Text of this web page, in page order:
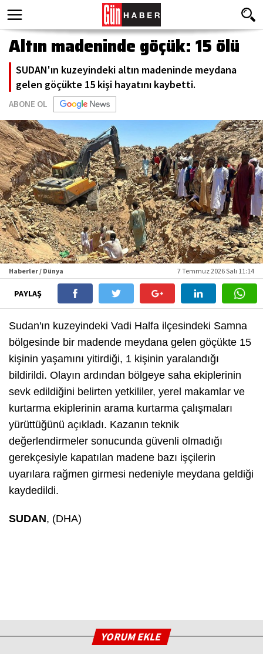
Altın madeninde göçük: 15 ölü
SUDAN'ın kuzeyindeki altın madeninde meydana
gelen göçükte 15 kişi hayatını kaybetti.
ABONE OL
Haberler / Dünya 7 Temmuz 2026 Salı 11:14
PAYLAŞ
Sudan'ın kuzeyindeki Vadi Halfa ilçesindeki Samna
bölgesinde bir madende meydana gelen göçükte 15
kişinin yaşamını yitirdiği, 1 kişinin yaralandığı
bildirildi. Olayın ardından bölgeye saha ekiplerinin
sevk edildiğini belirten yetkililer, yerel makamlar ve
kurtarma ekiplerinin arama kurtarma çalışmaları
yürüttüğünü açıkladı. Kazanın teknik
değerlendirmeler sonucunda güvenli olmadığı
gerekçesiyle kapatılan madene bazı işçilerin
uyarılara rağmen girmesi nedeniyle meydana geldiği
kaydedildi.
SUDAN, (DHA)
YORUM EKLE